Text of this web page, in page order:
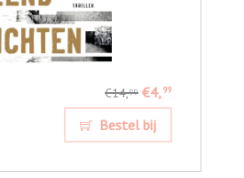
€14,99 €4,99
Bestel bij